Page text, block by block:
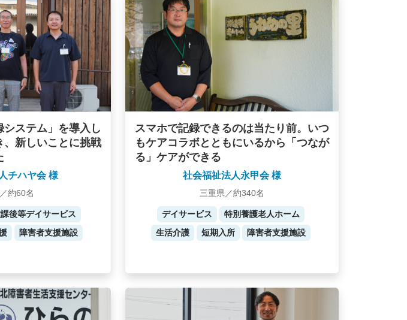
システム」を導入し
新しいことに挑戦
チハヤ会 様
約60名
後等デイサービス
障害者支援施設
スマホで記録できるのは当たり前。いつ
もケアコラボとともにいるから「つなが
る」ケアができる
社会福祉法人永甲会 様
三重県／約340名
デイサービス
特別養護老人ホーム
生活介護
短期入所 障害者支援施設